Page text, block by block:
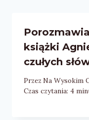
książki
czułych
Przez Na Wysokim
Czas czytania: 4